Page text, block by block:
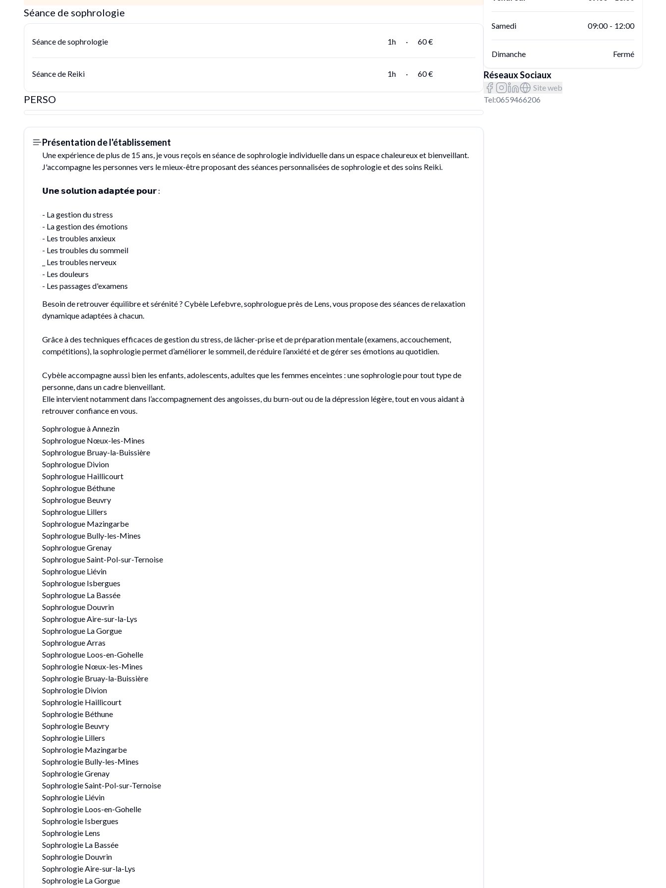
Samedi 09:00 - 12:00
Dimanche Fermé
Réseaux Sociaux
Site web
Tel:0659466206
Séance de sophrologie
Séance de sophrologie 1h · 60 €
Séance de Reiki 1h · 60 €
PERSO
Présentation de l'établissement
Une expérience de plus de 15 ans, je vous reçois en séance de sophrologie individuelle dans un espace chaleureux et bienveillant.
J'accompagne les personnes vers le mieux-être proposant des séances personnalisées de sophrologie et des soins Reiki.
𝗨𝗻𝗲 𝘀𝗼𝗹𝘂𝘁𝗶𝗼𝗻 𝗮𝗱𝗮𝗽𝘁𝗲́𝗲 𝗽𝗼𝘂𝗿 :
- La gestion du stress
- La gestion des émotions
- Les troubles anxieux
- Les troubles du sommeil
_ Les troubles nerveux
- Les douleurs
- Les passages d'examens
Besoin de retrouver équilibre et sérénité ? Cybèle Lefebvre, sophrologue près de Lens, vous propose des séances de relaxation
dynamique adaptées à chacun.
Grâce à des techniques efficaces de gestion du stress, de lâcher-prise et de préparation mentale (examens, accouchement,
compétitions), la sophrologie permet d’améliorer le sommeil, de réduire l’anxiété et de gérer ses émotions au quotidien.
Cybèle accompagne aussi bien les enfants, adolescents, adultes que les femmes enceintes : une sophrologie pour tout type de
personne, dans un cadre bienveillant.
Elle intervient notamment dans l’accompagnement des angoisses, du burn-out ou de la dépression légère, tout en vous aidant à
retrouver confiance en vous.
Sophrologue à Annezin
Sophrologue Nœux-les-Mines
Sophrologue Bruay-la-Buissière
Sophrologue Divion
Sophrologue Haillicourt
Sophrologue Béthune
Sophrologue Beuvry
Sophrologue Lillers
Sophrologue Mazingarbe
Sophrologue Bully-les-Mines
Sophrologue Grenay
Sophrologue Saint-Pol-sur-Ternoise
Sophrologue Liévin
Sophrologue Isbergues
Sophrologue La Bassée
Sophrologue Douvrin
Sophrologue Aire-sur-la-Lys
Sophrologue La Gorgue
Sophrologue Arras
Sophrologue Loos-en-Gohelle
Sophrologie Nœux-les-Mines
Sophrologie Bruay-la-Buissière
Sophrologie Divion
Sophrologie Haillicourt
Sophrologie Béthune
Sophrologie Beuvry
Sophrologie Lillers
Sophrologie Mazingarbe
Sophrologie Bully-les-Mines
Sophrologie Grenay
Sophrologie Saint-Pol-sur-Ternoise
Sophrologie Liévin
Sophrologie Loos-en-Gohelle
Sophrologie Isbergues
Sophrologie Lens
Sophrologie La Bassée
Sophrologie Douvrin
Sophrologie Aire-sur-la-Lys
Sophrologie La Gorgue